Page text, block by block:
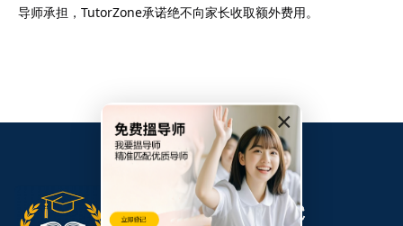
×
导师承担，TutorZone承诺绝不向家长收取额外费用。